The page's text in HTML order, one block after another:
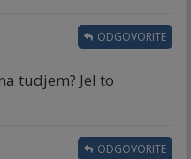
tudjem? Jel to
ODGOVORITE
ODGOVORITE